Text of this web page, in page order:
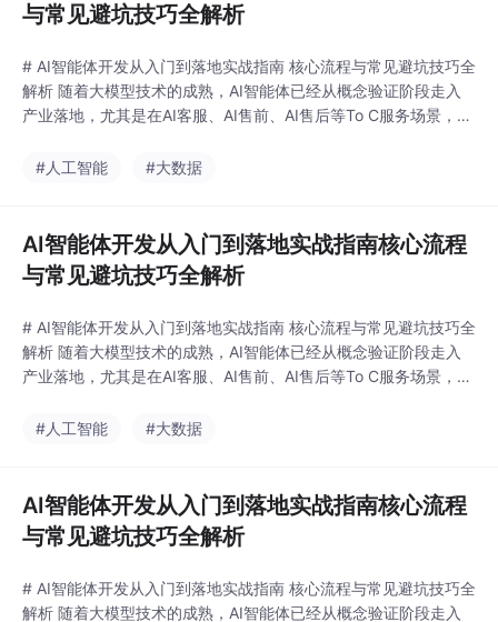
与常见避坑技巧全解析
# AI智能体开发从入门到落地实战指南 核心流程与常见避坑技巧全
解析 随着大模型技术的成熟，AI智能体已经从概念验证阶段走入
产业落地，尤其是在AI客服、AI售前、AI售后等To C服务场景，能
发者次接触AI智能体开发时，往往会陷入“先选大模型再堆功能”的
#人工智能 #大数据
AI智能体开发从入门到落地实战指南核心流程
与常见避坑技巧全解析
# AI智能体开发从入门到落地实战指南 核心流程与常见避坑技巧全
解析 随着大模型技术的成熟，AI智能体已经从概念验证阶段走入
产业落地，尤其是在AI客服、AI售前、AI售后等To C服务场景，能
发者次接触AI智能体开发时，往往会陷入“先选大模型再堆功能”的
#人工智能 #大数据
AI智能体开发从入门到落地实战指南核心流程
与常见避坑技巧全解析
# AI智能体开发从入门到落地实战指南 核心流程与常见避坑技巧全
解析 随着大模型技术的成熟，AI智能体已经从概念验证阶段走入